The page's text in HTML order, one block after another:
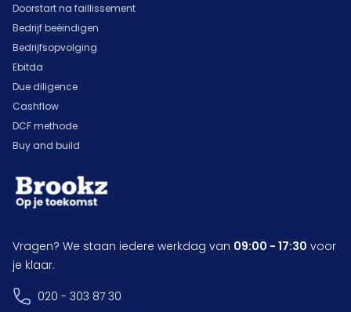
Doorstart na faillissement
Bedrijf beëindigen
Bedrijfsopvolging
Ebitda
Due diligence
Cashflow
DCF methode
Buy and build
Vragen? We staan iedere werkdag van 09:00 - 17:30 voor
je klaar.
020 - 303 87 30